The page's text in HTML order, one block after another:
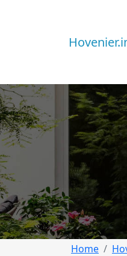
Home